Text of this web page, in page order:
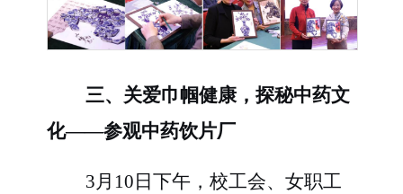
三、关爱巾帼健康，探秘中药文
化——参观中药饮片厂
3月10日下午，校工会、女职工